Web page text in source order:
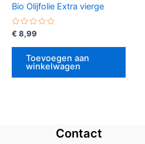
Bio Olijfolie Extra vierge
Gewaardeerd
0
uit
€ 8,99
Toevoegen aan
winkelwagen
Contact